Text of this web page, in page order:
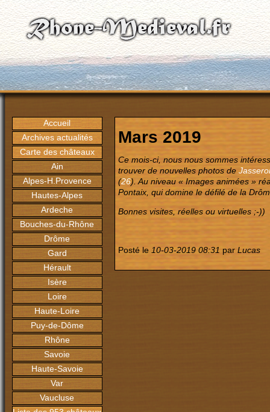
Accueil
Archives actualités
Carte des châteaux
Ain
Alpes-H.Provence
Hautes-Alpes
Ardeche
Bouches-du-Rhône
Drôme
Gard
Hérault
Isère
Loire
Haute-Loire
Puy-de-Dôme
Rhône
Savoie
Haute-Savoie
Var
Vaucluse
Mars 2019
Ce mois-ci, nous nous sommes
trouver de nouvelles photos de
(26). Au niveau « Images animées »
Pontaix, qui domine le défilé de la
Bonnes visites, réelles ou virtuelles ;-))
Posté le 10-03-2019 08:31 par Lucas